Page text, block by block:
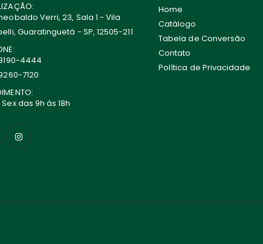
Verri, 23, Sala 1 - Vila
Guaratinguetá - SP, 12505-211
4444
7120
das 9h às 18h
Home
Catálogo
Tabela de Conversão
Contato
Política de Privacidade